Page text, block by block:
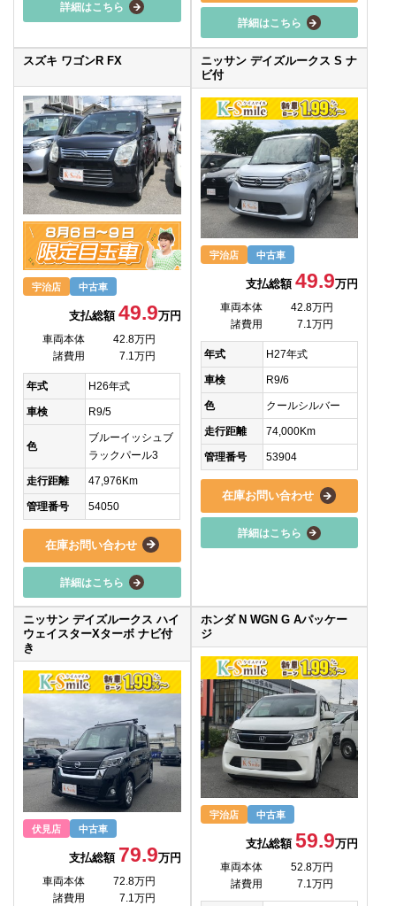
詳細はこちら
詳細はこちら
スズキ ワゴンR FX
宇治店 中古車
支払総額 49.9万円
車両本体
42.8万円
諸費用
7.1万円
年式 H26年式
車検 R9/5
色
ブルーイッシュブ
ラックパール3
走行距離 47,976Km
管理番号 54050
在庫お問い合わせ
詳細はこちら
ニッサン デイズルークス S ナ
ビ付
宇治店 中古車
支払総額49.9万円
車両本体
42.8万円
諸費用
7.1万円
年式 H27年式
車検 R9/6
色 クールシルバー
走行距離 74,000Km
管理番号 53904
在庫お問い合わせ
詳細はこちら
ニッサン デイズルークス ハイ
ウェイスターXターボ ナビ付
き
伏見店 中古車
支払総額 79.9万円
車両本体
72.8万円
諸費用
7.1万円
ホンダ N WGN G Aパッケー
ジ
宇治店 中古車
支払総額59.9万円
車両本体
52.8万円
諸費用
7.1万円